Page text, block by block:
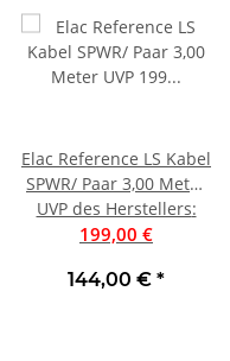
Elac Reference LS Kabel
SPWR/ Paar 3,00 Meter
UVP 199 € | Neu
UVP des Herstellers:
199,00 €
144,00 € *